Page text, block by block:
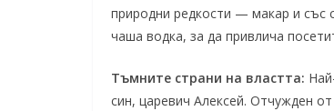
природни редкости — макар и със
чаша водка, за да привлича
Тъмните страни на властта:
син, царевич Алексей. Отчужден